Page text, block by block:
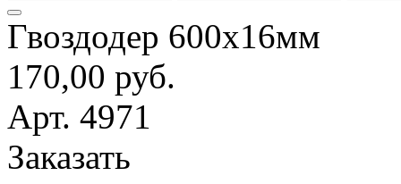
Гвоздодер 600х16мм
170,00 руб.
Арт. 4971
Заказать